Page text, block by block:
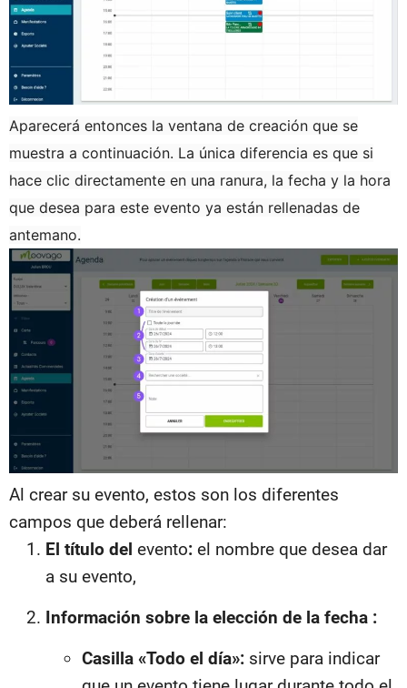
Aparecerá entonces la ventana de creación que se
muestra a continuación. La única diferencia es que si
hace clic directamente en una ranura, la fecha y la hora
que desea para este evento ya están rellenadas de
antemano.
Al crear su evento, estos son los diferentes
campos que deberá rellenar:
El título del evento: el nombre que desea dar
a su evento,
Información sobre la elección de la fecha :
Casilla «Todo el día»: sirve para indicar